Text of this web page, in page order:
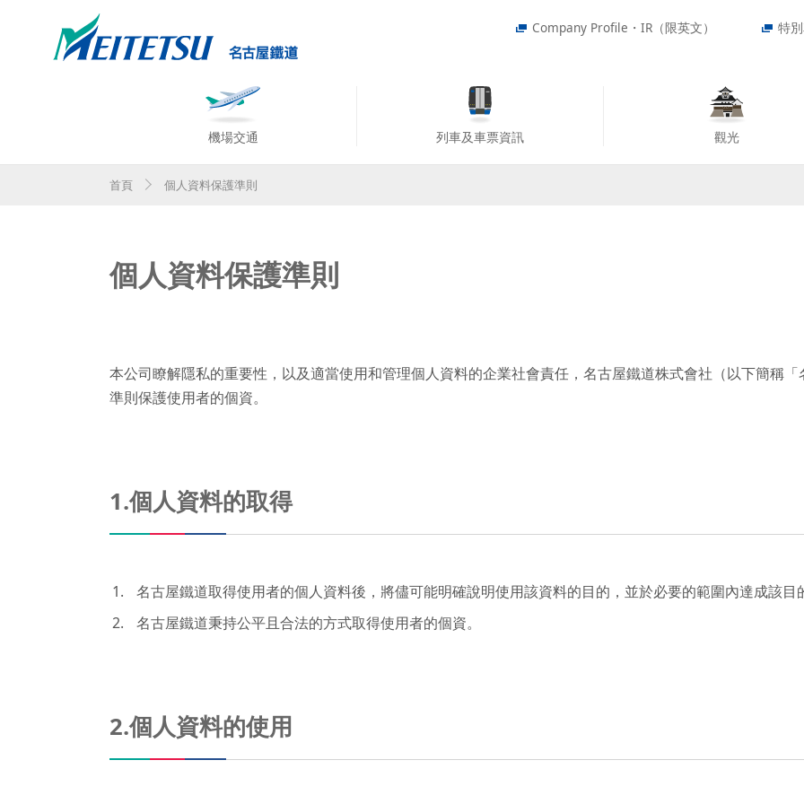
機場交通 列車及車票資訊 觀光
Company Profile・IR（限英文） 特
首頁 個人資料保護準則
個人資料保護準則
本公司瞭解隱私的重要性，以及適當使用和管理個人資料的企業社會責任，名古屋鐵道株式會社（以下簡稱
準則保護使用者的個資。
1.個人資料的取得
名古屋鐵道取得使用者的個人資料後，將儘可能明確說明使用該資料的目的，並於必要的範圍內達成該目
名古屋鐵道秉持公平且合法的方式取得使用者的個資。
2.個人資料的使用